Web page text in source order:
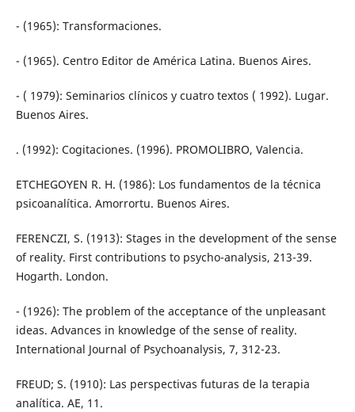
- (1965): Transformaciones.
- (1965). Centro Editor de América Latina. Buenos Aires.
- ( 1979): Seminarios clínicos y cuatro textos ( 1992). Lugar.
Buenos Aires.
. (1992): Cogitaciones. (1996). PROMOLIBRO, Valencia.
ETCHEGOYEN R. H. (1986): Los fundamentos de la técnica
psicoanalítica. Amorrortu. Buenos Aires.
FERENCZI, S. (1913): Stages in the development of the sense
of reality. First contributions to psycho-analysis, 213-39.
Hogarth. London.
- (1926): The problem of the acceptance of the unpleasant
ideas. Advances in knowledge of the sense of reality.
International Journal of Psychoanalysis, 7, 312-23.
FREUD; S. (1910): Las perspectivas futuras de la terapia
analítica. AE, 11.